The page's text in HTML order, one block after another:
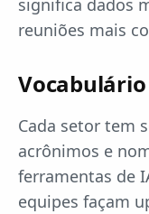
significa dados
reuniões mais
Cada setor tem
acrônimos e
ferramentas de
equipes façam